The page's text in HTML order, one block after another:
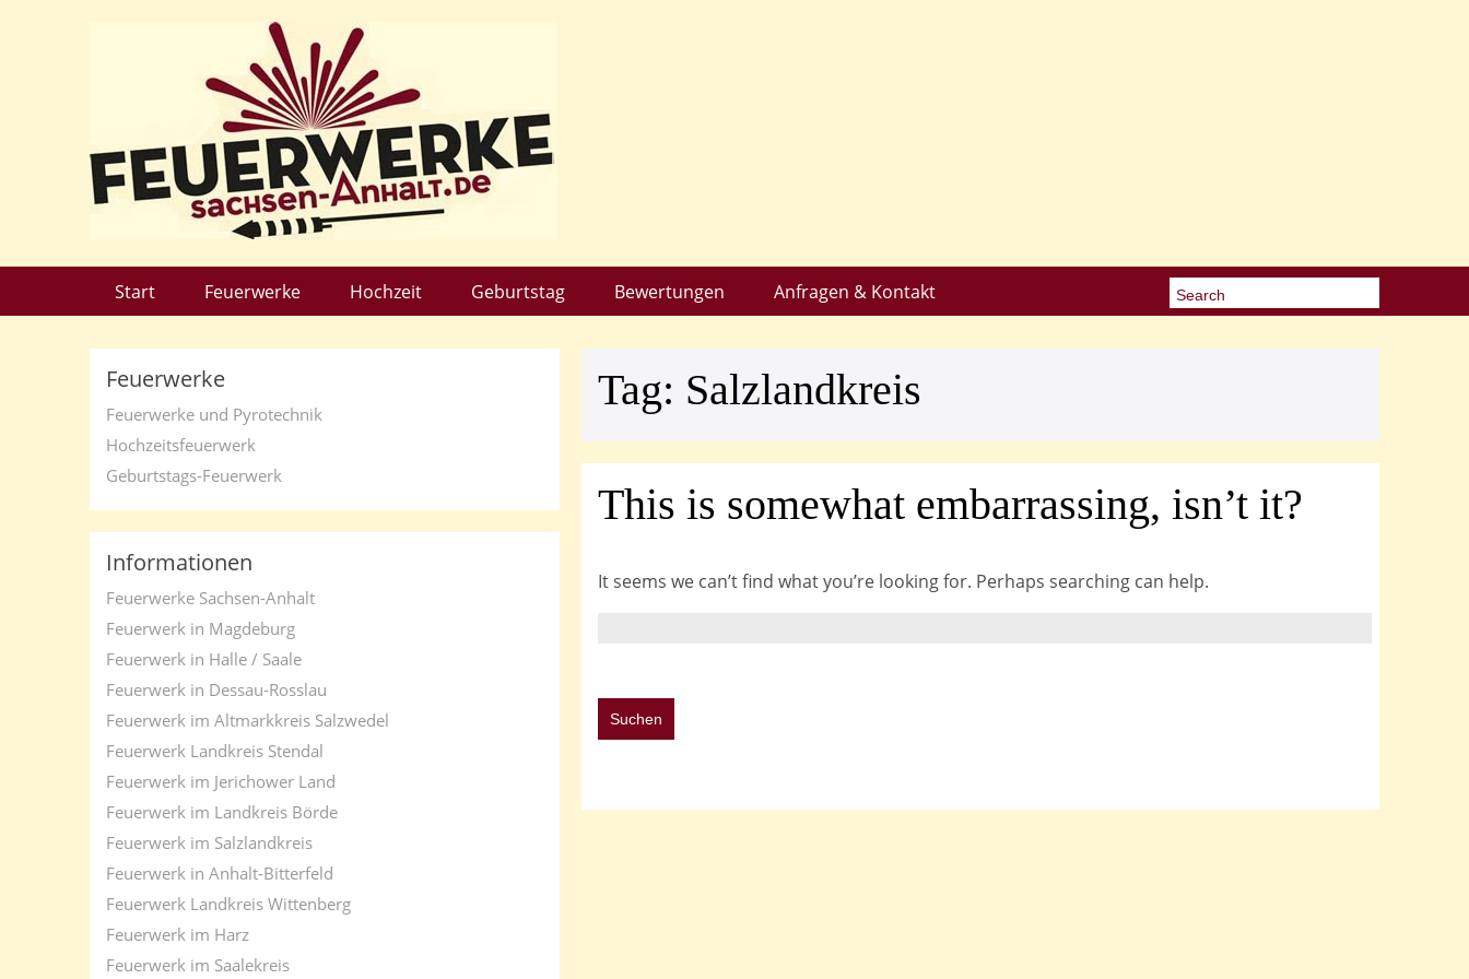
Start Feuerwerke Hochzeit Geburtstag Bewertungen Anfragen & Kontakt
Feuerwerke
Feuerwerke und Pyrotechnik
Hochzeitsfeuerwerk
Geburtstags-Feuerwerk
Informationen
Feuerwerke Sachsen-Anhalt
Feuerwerk in Magdeburg
Feuerwerk in Halle / Saale
Feuerwerk in Dessau-Rosslau
Feuerwerk im Altmarkkreis Salzwedel
Feuerwerk Landkreis Stendal
Feuerwerk im Jerichower Land
Feuerwerk im Landkreis Börde
Feuerwerk im Salzlandkreis
Feuerwerk in Anhalt-Bitterfeld
Feuerwerk Landkreis Wittenberg
Feuerwerk im Harz
Feuerwerk im Saalekreis
Tag: Salzlandkreis
This is somewhat embarrassing, isn’t it?
It seems we can’t find what you’re looking for. Perhaps searching can help.